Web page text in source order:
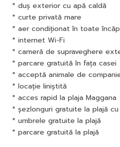
* duș exterior cu apă caldă
* curte privată mare
* aer condiționat în toate
* internet Wi-Fi
* cameră de supraveghere
* parcare gratuită în fața casei
* acceptă animale de
* locație liniștită
* acces rapid la plaja Maggana
* șezlonguri gratuite la plajă
* umbrele gratuite la plajă
* parcare gratuită la plajă